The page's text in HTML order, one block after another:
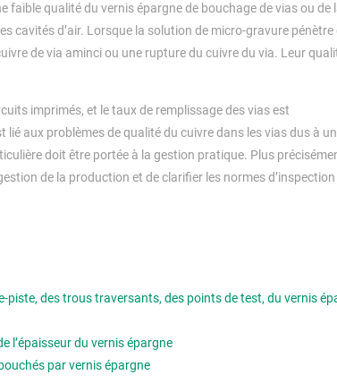
faible qualité du vernis épargne de bouchage de vias ou de
cavités d’air. Lorsque la solution de micro-gravure pénètre
de via aminci ou une rupture du cuivre du via. Leur
imprimés, et le taux de remplissage des vias est
aux problèmes de qualité du cuivre dans les vias dus à un
doit être portée à la gestion pratique. Plus
de la production et de clarifier les normes
piste, des trous traversants, des points de test, du vernis
l’épaisseur du vernis épargne
par vernis épargne